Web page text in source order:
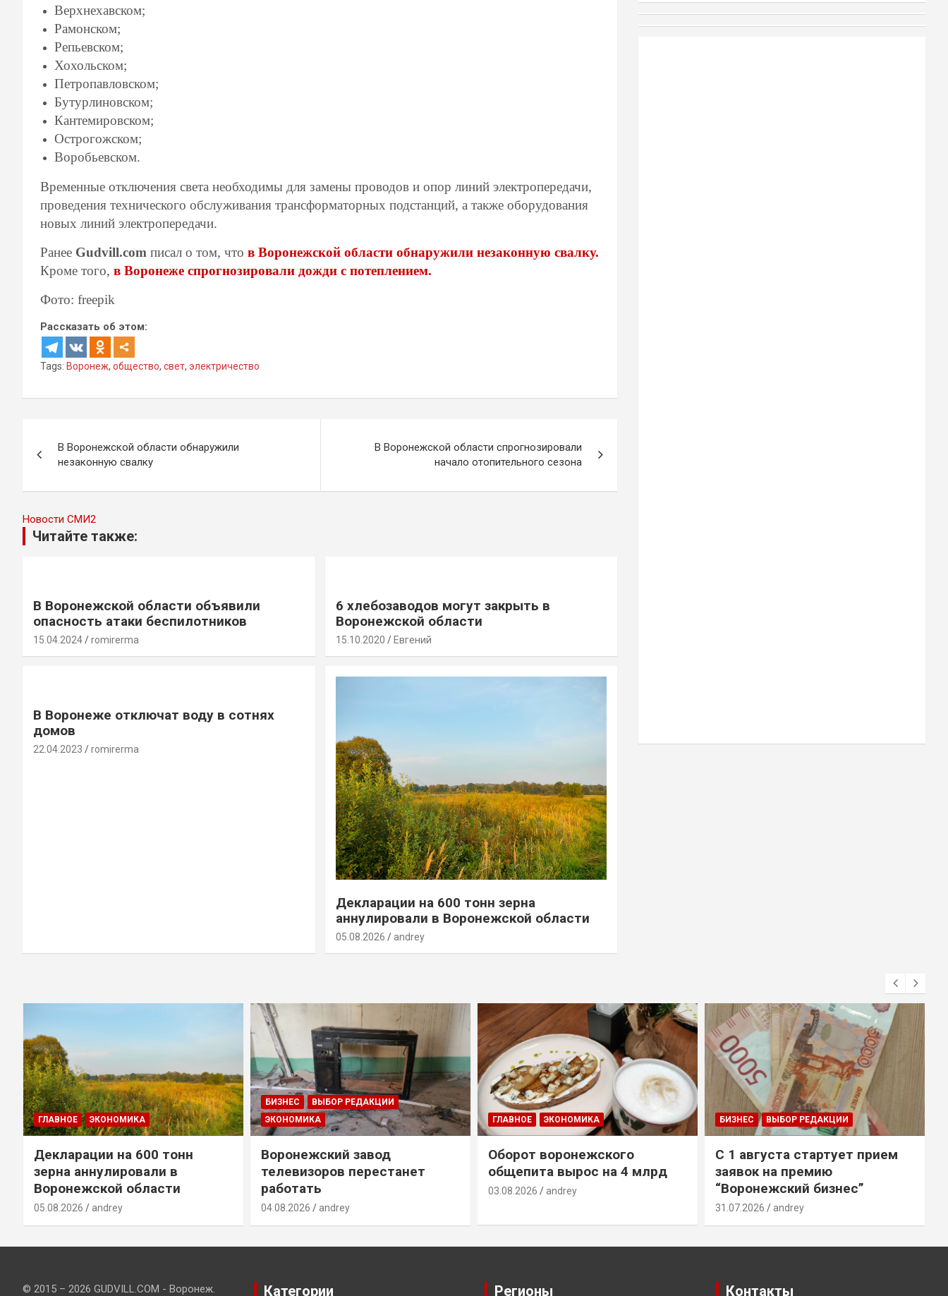
Верхнехавском;
Рамонском;
Репьевском;
Хохольском;
Петропавловском;
Бутурлиновском;
Кантемировском;
Острогожском;
Воробьевском.
Временные отключения света необходимы для замены проводов и опор линий электропередачи,
проведения технического обслуживания трансформаторных подстанций, а также оборудования
новых линий электропередачи.
Ранее Gudvill.com писал о том, что в Воронежской области обнаружили незаконную свалку.
Кроме того, в Воронеже спрогнозировали дожди с потеплением.
Фото: freepik
Рассказать об этом:
Tags: Воронеж, общество, свет, электричество
по
записям
В Воронежской области обнаружили
незаконную свалку
В Воронежской области спрогнозировали
начало отопительного сезона
Новости СМИ2
Читайте также:
В Воронежской области объявили
опасность атаки беспилотников
15.04.2024 romirerma
6 хлебозаводов могут закрыть в
Воронежской области
15.10.2020 Евгений
В Воронеже отключат воду в сотнях
домов
22.04.2023 romirerma
Декларации на 600 тонн зерна
аннулировали в Воронежской области
05.08.2026 andrey
ГЛАВНОЕ ЭКОНОМИКА
Декларации на 600 тонн
зерна аннулировали в
Воронежской области
05.08.2026 andrey
БИЗНЕС
ВЫБОР РЕДАКЦИИ
ЭКОНОМИКА
Воронежский завод
телевизоров перестанет
работать
04.08.2026 andrey
ГЛАВНОЕ ЭКОНОМИКА
Оборот воронежского
общепита вырос на 4 млрд
03.08.2026 andrey
БИЗНЕС ВЫБОР РЕДАКЦИИ
С 1 августа стартует прием
заявок на премию
“Воронежский бизнес”
31.07.2026 andrey
© 2015 – 2026 GUDVILL.COM - Воронеж. Категории Регионы Контакты